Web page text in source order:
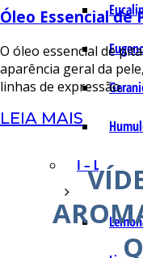
I – L
Óleo Essencial de
O óleo essencial de
aparência geral da
linhas de expressão.
LEIA MAIS